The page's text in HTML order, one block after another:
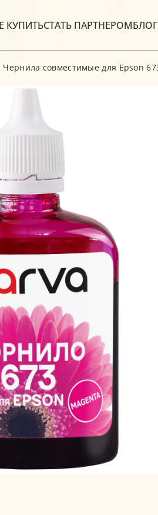
КУПИТЬСТАТЬ ПАРТНЕРОМБЛОГ
Чернила совместимые для Epson